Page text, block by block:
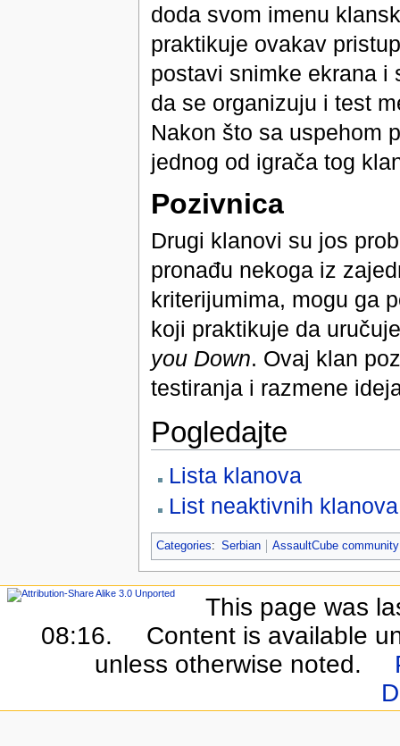
doda svom imenu
praktikuje ovakav
postavi snimke ekrana i
da se organizuju i test
Nakon što sa uspehom
jednog od igrača tog
Pozivnica
Drugi klanovi su jos
pronađu nekoga iz
kriterijumima, mogu ga
koji praktikuje da
you Down. Ovaj klan
testiranja i razmene
Pogledajte
Lista klanova
List neaktivnih klanova
Categories: Serbian AssaultCube community
This page was
08:16.
Content is available
unless otherwise noted.